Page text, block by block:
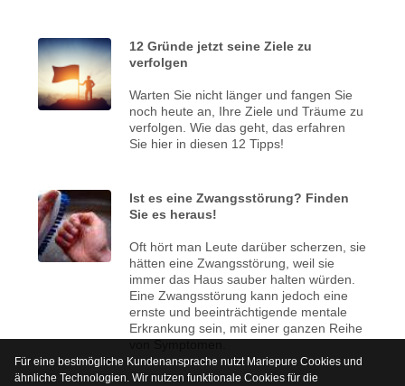
12 Gründe jetzt seine Ziele zu
verfolgen
Warten Sie nicht länger und fangen Sie
noch heute an, Ihre Ziele und Träume zu
verfolgen. Wie das geht, das erfahren
Sie hier in diesen 12 Tipps!
Ist es eine Zwangsstörung? Finden
Sie es heraus!
Oft hört man Leute darüber scherzen, sie
hätten eine Zwangsstörung, weil sie
immer das Haus sauber halten würden.
Eine Zwangsstörung kann jedoch eine
ernste und beeinträchtigende mentale
Erkrankung sein, mit einer ganzen Reihe
von Symptomen.
Für eine bestmögliche Kundenansprache nutzt Mariepure Cookies und
ähnliche Technologien. Wir nutzen funktionale Cookies für die